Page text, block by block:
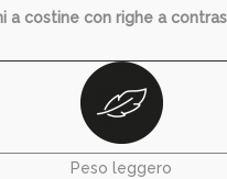
a costine con righe a
Peso leggero